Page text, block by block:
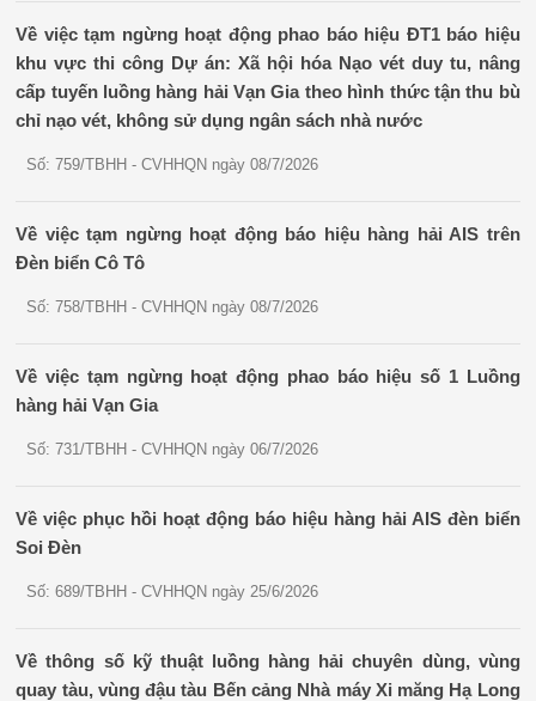
Về việc tạm ngừng hoạt động phao báo hiệu ĐT1 báo hiệu
khu vực thi công Dự án: Xã hội hóa Nạo vét duy tu, nâng
cấp tuyến luồng hàng hải Vạn Gia theo hình thức tận thu bù
chỉ nạo vét, không sử dụng ngân sách nhà nước
Số: 759/TBHH - CVHHQN ngày 08/7/2026
Về việc tạm ngừng hoạt động báo hiệu hàng hải AIS trên
Đèn biển Cô Tô
Số: 758/TBHH - CVHHQN ngày 08/7/2026
Về việc tạm ngừng hoạt động phao báo hiệu số 1 Luồng
hàng hải Vạn Gia
Số: 731/TBHH - CVHHQN ngày 06/7/2026
Về việc phục hồi hoạt động báo hiệu hàng hải AIS đèn biển
Soi Đèn
Số: 689/TBHH - CVHHQN ngày 25/6/2026
Về thông số kỹ thuật luồng hàng hải chuyên dùng, vùng
quay tàu, vùng đậu tàu Bến cảng Nhà máy Xi măng Hạ Long